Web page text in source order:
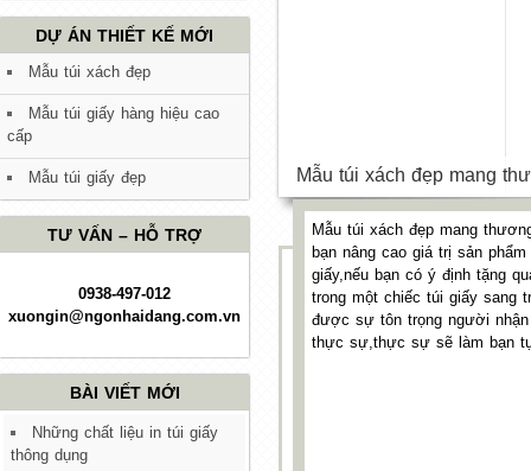
DỰ ÁN THIẾT KẾ MỚI
Mẫu túi xách đẹp
Mẫu túi giấy hàng hiệu cao
cấp
Mẫu túi giấy đẹp
TƯ VẤN – HỖ TRỢ
0938-497-012
xuongin@ngonhaidang.com.vn
BÀI VIẾT MỚI
Những chất liệu in túi giấy
thông dụng
Mẫu túi xách đẹp mang
Mẫu túi xách đẹp mang
bạn nâng cao giá trị sản
giấy,nếu bạn có ý định tặng
trong một chiếc túi giấy sang
được sự tôn trọng người
thực sự,thực sự sẽ làm bạn